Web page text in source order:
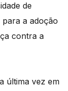
de
a adoção
contra a
última vez em